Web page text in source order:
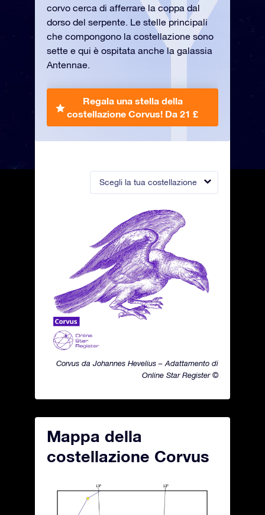
Scegli la tua costellazione
Corvus da Johannes Hevelius – Adattamento di
Online Star Register ©
corvo cerca di afferrare la coppa dal
dorso del serpente. Le stelle principali
che compongono la costellazione sono
sette e qui è ospitata anche la galassia
Antennae.
Regala una stella della
costellazione Corvus! Da 21 £
Mappa della
costellazione Corvus